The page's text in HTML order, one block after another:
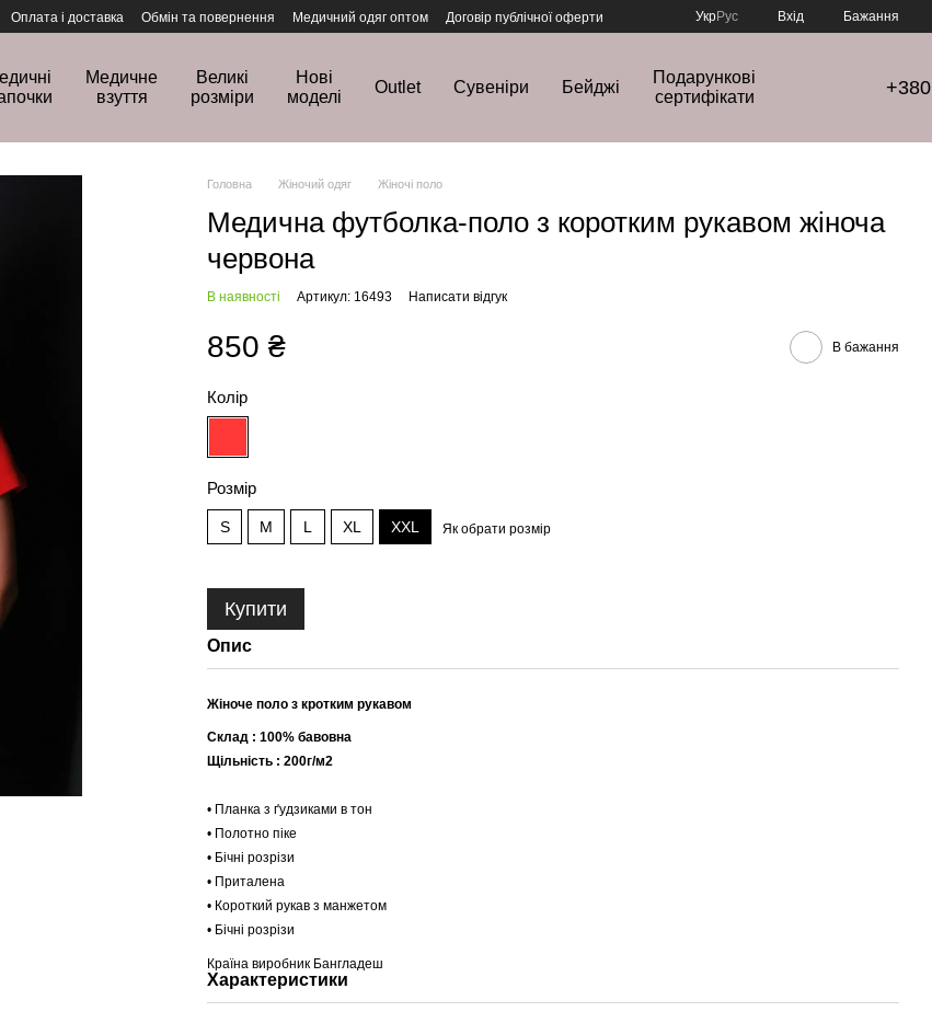
Оплата і доставка Обмін та повернення Медичний одяг оптом
Договір публічної оферти
УкрРус Вхід Бажання
Медичне
взуття
Великі
розміри
Нові
моделі
Outlet Сувеніри Бейджі
Подарункові
сертифікати
Головна Жіночий одяг Жіночі поло
Медична футболка-поло з коротким рукавом жіноча
червона
В наявності Артикул: 16493 Написати відгук
850 ₴ В бажання
Колір
Розмір
S M L XL XXL Як обрати розмір
Купити
Опис
Жіноче поло з кротким рукавом
Склад : 100% бавовна
Щільність : 200г/м2
• Планка з ґудзиками в тон
• Полотно піке
• Бічні розрізи
• Приталена
• Короткий рукав з манжетом
• Бічні розрізи
Країна виробник Бангладеш
Характеристики